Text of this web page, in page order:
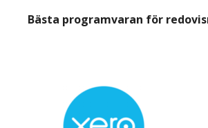
Bästa programvaran för